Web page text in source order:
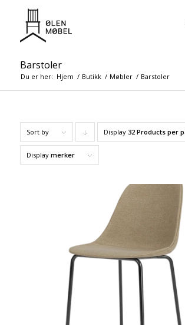
Barstoler
Du er her: Hjem / Butikk / Møbler / Barstoler
Sort by Click
Display 32 Products per
Display merker